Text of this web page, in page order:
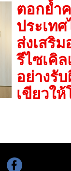
ตอกย้ำ
ประเท
ส่งเสริ
รีไซเคิ
อย่างรั
เขียวให้